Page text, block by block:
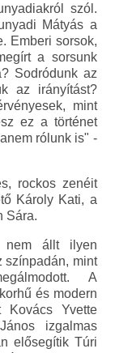
szól.
Mátyás a
Emberi sorsok,
a sorsunk
Sodródunk az
az irányítást?
mint
ez a történet
rólunk is" -
rockos zenéit
Károly Kati, a
Sára.
nem állt ilyen
színpadán, mint
A
és modern
Kovács Yvette
izgalmas
elősegítik Túri